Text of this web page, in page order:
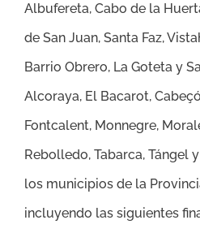
Albufereta, Cabo de la
de San Juan, Santa Faz,
Barrio Obrero, La Goteta y
Alcoraya, El Bacarot, Cabeçó
Fontcalent, Monnegre,
Rebolledo, Tabarca, Tángel
los municipios de la
incluyendo las siguientes